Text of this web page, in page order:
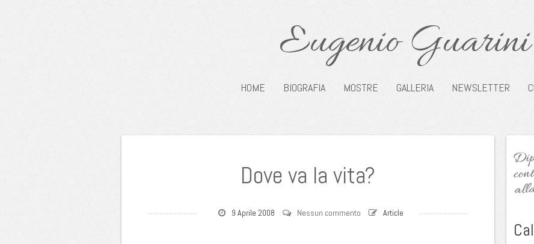
Eugenio Guarini
HOME BIOGRAFIA MOSTRE GALLERIA NEWSLETTER
Dove va la vita?
9 Aprile 2008 Nessun commento Article